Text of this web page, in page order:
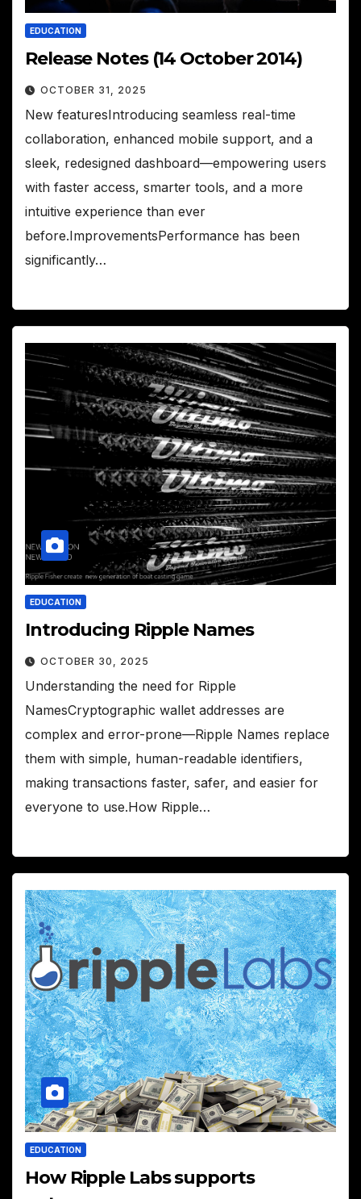
EDUCATION
Release Notes (14 October 2014)
OCTOBER 31, 2025
New featuresIntroducing seamless real-time
collaboration, enhanced mobile support, and a
sleek, redesigned dashboard—empowering users
with faster access, smarter tools, and a more
intuitive experience than ever
before.ImprovementsPerformance has been
significantly…
EDUCATION
Introducing Ripple Names
OCTOBER 30, 2025
Understanding the need for Ripple
NamesCryptographic wallet addresses are
complex and error-prone—Ripple Names replace
them with simple, human-readable identifiers,
making transactions faster, safer, and easier for
everyone to use.How Ripple…
EDUCATION
How Ripple Labs supports